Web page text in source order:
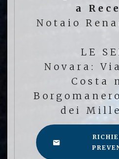
a
Notaio
LE
Novara:
Costa
dei